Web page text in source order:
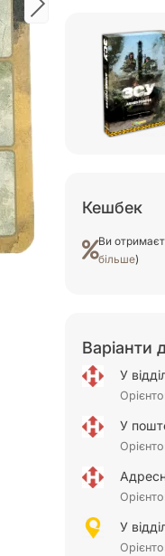
Кешбек
Ви
більше)
Варіанти
У
У
У